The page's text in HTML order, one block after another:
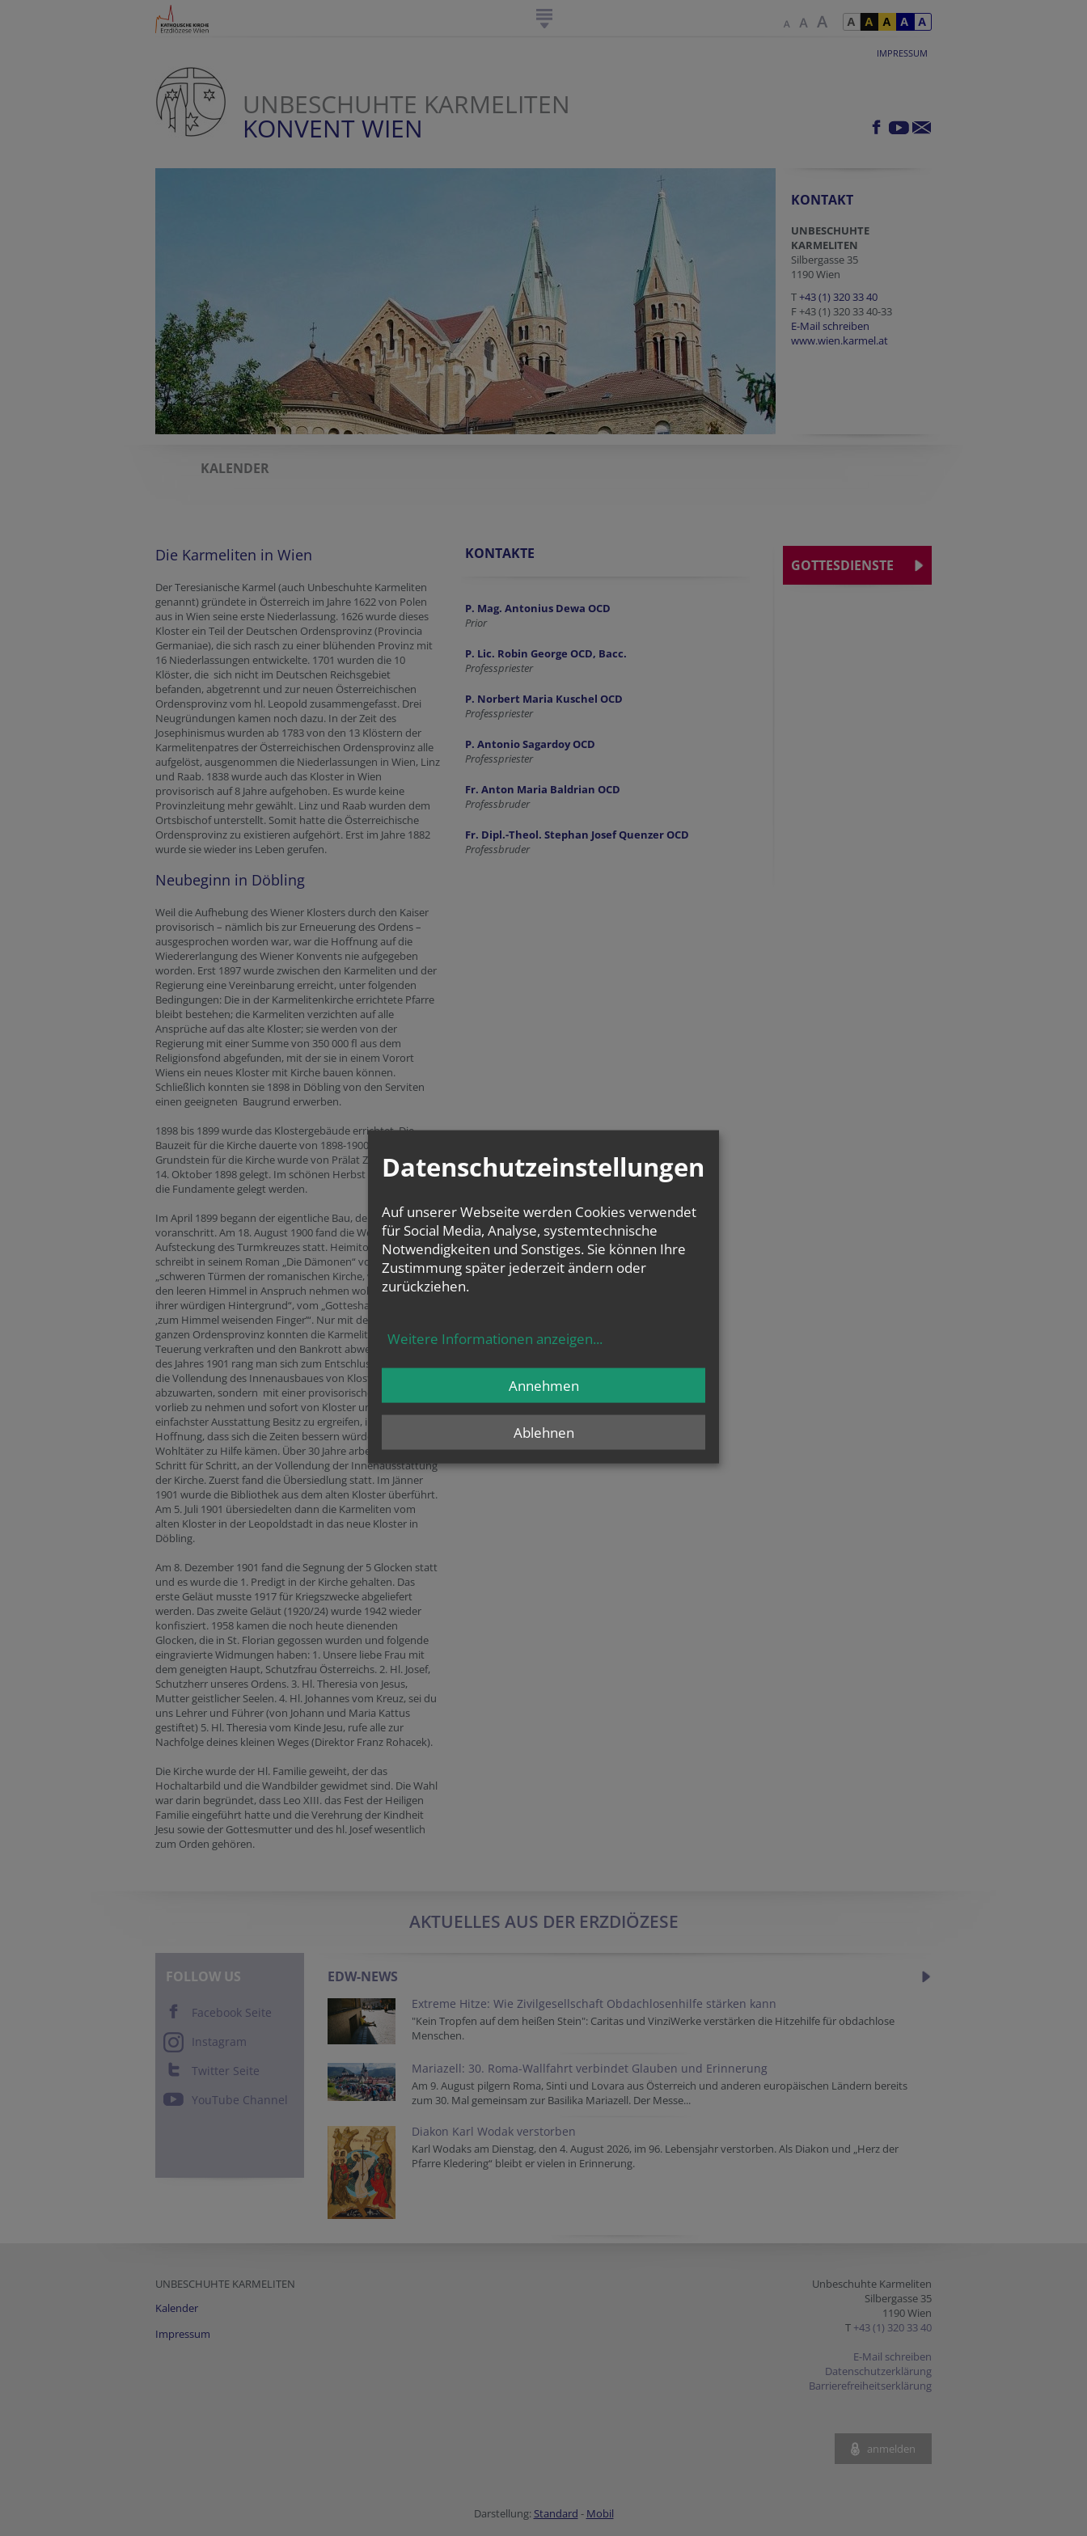
IMPRESSUM
UNBESCHUHTE KARMELITEN
KONVENT WIEN
KONTAKT
UNBESCHUHTE
KARMELITEN
Silbergasse 35
1190 Wien
T+43 (1) 320 33 40
F +43 (1) 320 33 40-33
E-Mail schreiben
www.wien.karmel.at
KALENDER
Die Karmeliten in Wien
Der Teresianische Karmel (auch Unbeschuhte Karmeliten
genannt) gründete in Österreich im Jahre 1622 von Polen
aus in Wien seine erste Niederlassung. 1626 wurde dieses
Kloster ein Teil der Deutschen Ordensprovinz (Provincia
Germaniae), die sich rasch zu einer blühenden Provinz mit
16 Niederlassungen entwickelte. 1701 wurden die 10
Klöster, die sich nicht im Deutschen Reichsgebiet
befanden, abgetrennt und zur neuen Österreichischen
Ordensprovinz vom hl. Leopold zusammengefasst. Drei
Neugründungen kamen noch dazu. In der Zeit des
Josephinismus wurden ab 1783 von den 13 Klöstern der
Karmelitenpatres der Österreichischen Ordensprovinz alle
aufgelöst, ausgenommen die Niederlassungen in Wien, Linz
und Raab. 1838 wurde auch das Kloster in Wien
provisorisch auf 8 Jahre aufgehoben. Es wurde keine
Provinzleitung mehr gewählt. Linz und Raab wurden dem
Ortsbischof unterstellt. Somit hatte die Österreichische
Ordensprovinz zu existieren aufgehört. Erst im Jahre 1882
wurde sie wieder ins Leben gerufen.
Neubeginn in Döbling
Weil die Aufhebung des Wiener Klosters durch den Kaiser
provisorisch – nämlich bis zur Erneuerung des Ordens –
ausgesprochen worden war, war die Hoffnung auf die
Wiedererlangung des Wiener Konvents nie aufgegeben
worden. Erst 1897 wurde zwischen den Karmeliten und der
Regierung eine Vereinbarung erreicht, unter folgenden
Bedingungen: Die in der Karmelitenkirche errichtete Pfarre
bleibt bestehen; die Karmeliten verzichten auf alle
Ansprüche auf das alte Kloster; sie werden von der
Regierung mit einer Summe von 350 000 fl aus dem
Religionsfond abgefunden, mit der sie in einem Vorort
Wiens ein neues Kloster mit Kirche bauen können.
Schließlich konnten sie 1898 in Döbling von den Serviten
einen geeigneten Baugrund erwerben.
1898 bis 1899 wurde das Klostergebäude errichtet. Die
Bauzeit für die Kirche dauerte von 1898-1900. Der
Grundstein für die Kirche wurde von Prälat Zschokke am
14. Oktober 1898 gelegt. Im schönen Herbst konnten noch
die Fundamente gelegt werden.
Im April 1899 begann der eigentliche Bau, der zügig
voranschritt. Am 18. August 1900 fand die Weihe und
Aufsteckung des Turmkreuzes statt. Heimito von Doderer
schreibt in seinem Roman „Die Dämonen“ von den
„schweren Türmen der romanischen Kirche, welche bereits
den leeren Himmel in Anspruch nehmen wollen, als einen
ihrer würdigen Hintergrund“, vom „Gotteshause mit dem
‚zum Himmel weisenden Finger’“. Nur mit der Hilfe der
ganzen Ordensprovinz konnten die Karmeliten die
Teuerung verkraften und den Bankrott abwenden. Anfang
des Jahres 1901 rang man sich zum Entschluss durch, nicht
die Vollendung des Innenausbaues von Kloster und Kirche
abzuwarten, sondern mit einer provisorischen Ausstattung
vorlieb zu nehmen und sofort von Kloster und Kirche mit
einfachster Ausstattung Besitz zu ergreifen, in der
Hoffnung, dass sich die Zeiten bessern würden und auch
Wohltäter zu Hilfe kämen. Über 30 Jahre arbeitete man,
Schritt für Schritt, an der Vollendung der Innenausstattung
der Kirche. Zuerst fand die Übersiedlung statt. Im Jänner
1901 wurde die Bibliothek aus dem alten Kloster überführt.
Am 5. Juli 1901 übersiedelten dann die Karmeliten vom
alten Kloster in der Leopoldstadt in das neue Kloster in
Döbling.
Am 8. Dezember 1901 fand die Segnung der 5 Glocken statt
und es wurde die 1. Predigt in der Kirche gehalten. Das
erste Geläut musste 1917 für Kriegszwecke abgeliefert
werden. Das zweite Geläut (1920/24) wurde 1942 wieder
konfisziert. 1958 kamen die noch heute dienenden
Glocken, die in St. Florian gegossen wurden und folgende
eingravierte Widmungen haben: 1. Unsere liebe Frau mit
dem geneigten Haupt, Schutzfrau Österreichs. 2. Hl. Josef,
Schutzherr unseres Ordens. 3. Hl. Theresia von Jesus,
Mutter geistlicher Seelen. 4. Hl. Johannes vom Kreuz, sei du
uns Lehrer und Führer (von Johann und Maria Kattus
gestiftet) 5. Hl. Theresia vom Kinde Jesu, rufe alle zur
Nachfolge deines kleinen Weges (Direktor Franz Rohacek).
Die Kirche wurde der Hl. Familie geweiht, der das
Hochaltarbild und die Wandbilder gewidmet sind. Die Wahl
war darin begründet, dass Leo XIII. das Fest der Heiligen
Familie eingeführt hatte und die Verehrung der Kindheit
Jesu sowie der Gottesmutter und des hl. Josef wesentlich
zum Orden gehören.
KONTAKTE
P. Mag. Antonius Dewa OCD
Prior
P. Lic. Robin George OCD, Bacc.
Professpriester
P. Norbert Maria Kuschel OCD
Professpriester
P. Antonio Sagardoy OCD
Professpriester
Fr. Anton Maria Baldrian OCD
Professbruder
Fr. Dipl.-Theol. Stephan Josef Quenzer OCD
Professbruder
GOTTESDIENSTE
AKTUELLES AUS DER ERZDIÖZESE
FOLLOW US
Facebook Seite
Instagram
Twitter Seite
YouTube Channel
EDW-NEWS
Extreme Hitze: Wie Zivilgesellschaft Obdachlosenhilfe stärken kann
"Kein Tropfen auf dem heißen Stein": Caritas und VinziWerke verstärken die Hitzehilfe für obdachlose
Menschen.
Mariazell: 30. Roma-Wallfahrt verbindet Glauben und Erinnerung
Am 9. August pilgern Roma, Sinti und Lovara aus Österreich und anderen europäischen Ländern bereits
zum 30. Mal gemeinsam zur Basilika Mariazell. Der Messe...
Diakon Karl Wodak verstorben
Karl Wodaks am Dienstag, den 4. August 2026, im 96. Lebensjahr verstorben. Als Diakon und „Herz der
Pfarre Kledering“ bleibt er vielen in Erinnerung.
UNBESCHUHTE KARMELITEN
Kalender
Impressum
Unbeschuhte Karmeliten
Silbergasse 35
1190 Wien
T +43 (1) 320 33 40
E-Mail schreiben
Datenschutzerklärung
Barrierefreiheitserklärung
anmelden
Darstellung: Standard - Mobil
Datenschutzeinstellungen
Auf unserer Webseite werden Cookies verwendet
für Social Media, Analyse, systemtechnische
Notwendigkeiten und Sonstiges. Sie können Ihre
Zustimmung später jederzeit ändern oder
zurückziehen.
Weitere Informationen anzeigen...
Ablehnen
Annehmen